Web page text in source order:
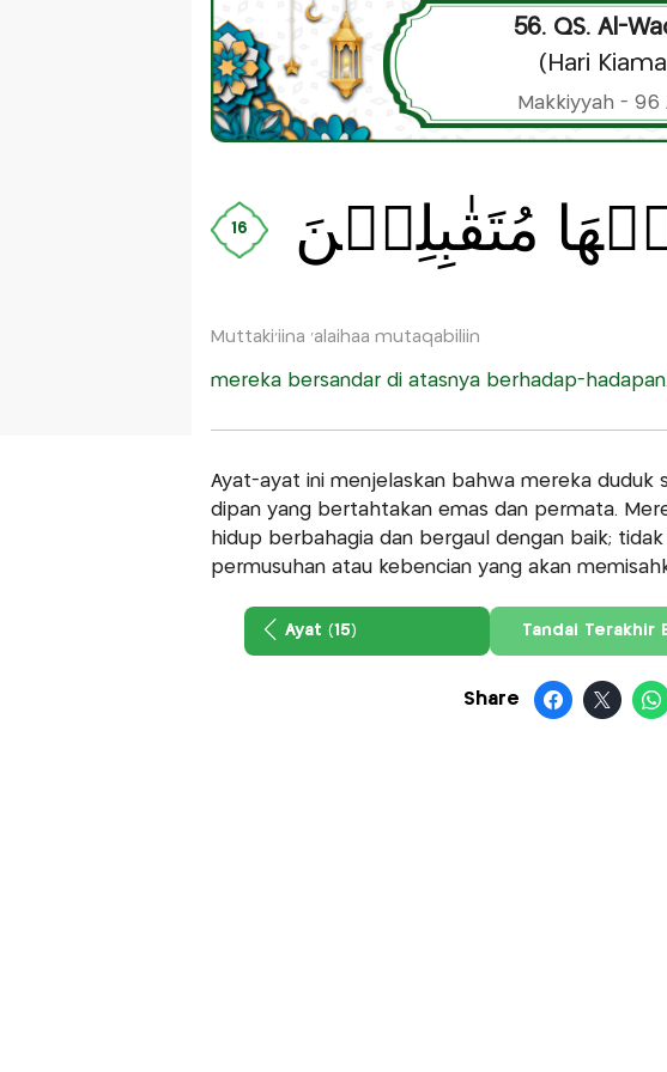
56. QS. Al-
(Hari
Makkiyyah - 96
16 مُتَقٰبِلِيۡنَ
Muttaki'iina 'alaihaa mutaqabiliin
mereka bersandar di atasnya berhadap-hadapan.
Ayat-ayat ini menjelaskan bahwa mereka duduk
dipan yang bertahtakan emas dan permata.
hidup berbahagia dan bergaul dengan baik;
permusuhan atau kebencian yang akan
Ayat (15) Tandai Terakhir
Share